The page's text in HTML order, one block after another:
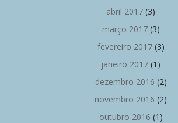
abril 2017 (3)
março 2017(3)
fevereiro 2017(3)
janeiro 2017 (1)
dezembro 2016 (2)
novembro 2016 (2)
outubro 2016 (1)